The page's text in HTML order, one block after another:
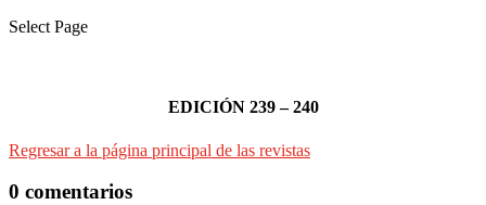
Select Page
EDICIÓN 239 – 240
Regresar a la página principal de las revistas
0 comentarios